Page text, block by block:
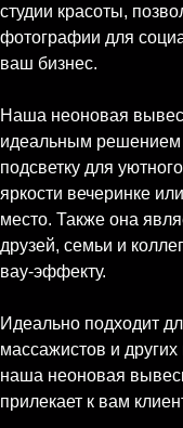
студии красоты,
фотографии для
ваш бизнес.
Наша неоновая
идеальным решением
подсветку для
яркости вечеринке
место. Также она
друзей, семьи и
вау-эффекту.
Идеально подходит
массажистов и
наша неоновая
прилекает к вам